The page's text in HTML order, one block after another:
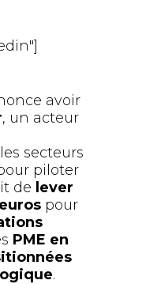
avoir
, un acteur
secteurs
piloter
de lever
pour
PME en
.